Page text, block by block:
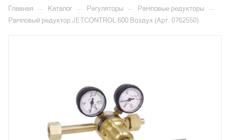
Главная — Каталог — Регуляторы — Рамповые редукторы —
Рамповый редуктор JETCONTROL 600 Воздух (Арт. 0762550)